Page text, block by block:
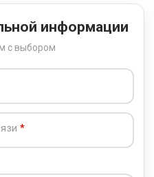
информации
с выбором